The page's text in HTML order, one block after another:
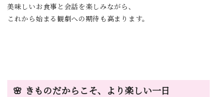
美味しいお食事と会話を楽しみながら、
これから始まる観劇への期待も高まります。
🌸 きものだからこそ、より楽しい一日